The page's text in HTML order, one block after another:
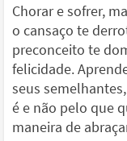
Chorar e sofrer,
o cansaço te
preconceito te
felicidade.
seus
é e não pelo que
maneira de